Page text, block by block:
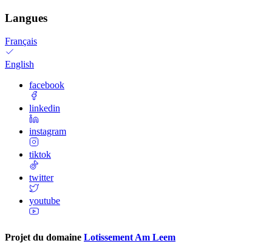
Langues
Français
English
facebook
linkedin
instagram
tiktok
twitter
youtube
Projet du domaine Lotissement Am Leem